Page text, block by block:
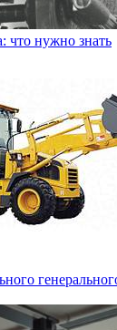
что нужно знать